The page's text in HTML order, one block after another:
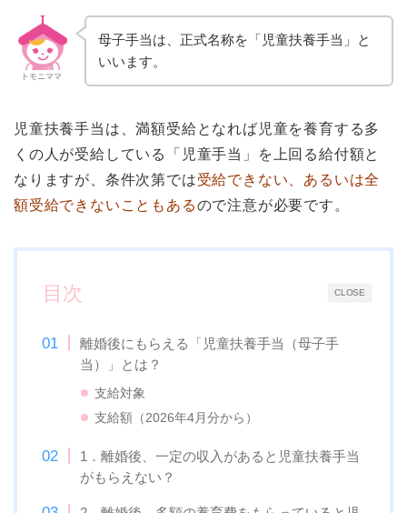
トモニママ
母子手当は、正式名称を「児童扶養手当」と
いいます。
児童扶養手当は、満額受給となれば児童を養育する多
くの人が受給している「児童手当」を上回る給付額と
なりますが、条件次第では受給できない、あるいは全
額受給できないこともあるので注意が必要です。
CLOSE
目次
離婚後にもらえる「児童扶養手当（母子手
当）」とは？
支給対象
支給額（2026年4月分から）
1．離婚後、一定の収入があると児童扶養手当
がもらえない？